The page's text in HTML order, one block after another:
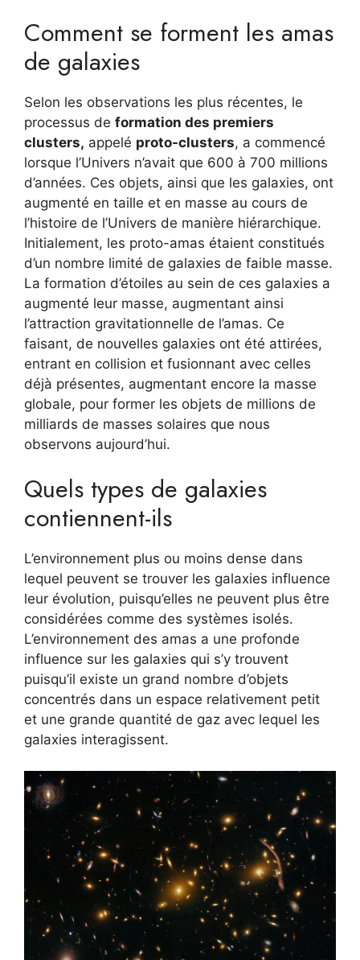
Comment se forment les amas
de galaxies
Selon les observations les plus récentes, le
processus de formation des premiers
clusters, appelé proto-clusters, a commencé
lorsque l’Univers n’avait que 600 à 700 millions
d’années. Ces objets, ainsi que les galaxies, ont
augmenté en taille et en masse au cours de
l’histoire de l’Univers de manière hiérarchique.
Initialement, les proto-amas étaient constitués
d’un nombre limité de galaxies de faible masse.
La formation d’étoiles au sein de ces galaxies a
augmenté leur masse, augmentant ainsi
l’attraction gravitationnelle de l’amas. Ce
faisant, de nouvelles galaxies ont été attirées,
entrant en collision et fusionnant avec celles
déjà présentes, augmentant encore la masse
globale, pour former les objets de millions de
milliards de masses solaires que nous
observons aujourd’hui.
Quels types de galaxies
contiennent-ils
L’environnement plus ou moins dense dans
lequel peuvent se trouver les galaxies influence
leur évolution, puisqu’elles ne peuvent plus être
considérées comme des systèmes isolés.
L’environnement des amas a une profonde
influence sur les galaxies qui s’y trouvent
puisqu’il existe un grand nombre d’objets
concentrés dans un espace relativement petit
et une grande quantité de gaz avec lequel les
galaxies interagissent.